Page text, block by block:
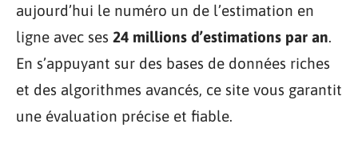
aujourd’hui le numéro un de l’estimation en
ligne avec ses 24 millions d’estimations par an.
En s’appuyant sur des bases de données riches
et des algorithmes avancés, ce site vous garantit
une évaluation précise et fiable.